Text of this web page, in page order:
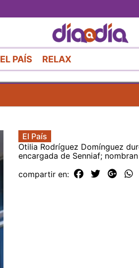
al
contenido
principal
EL PAÍS RELAX
El País
Otilia Rodríguez Domínguez
encargada de Senniaf;
compartir en: